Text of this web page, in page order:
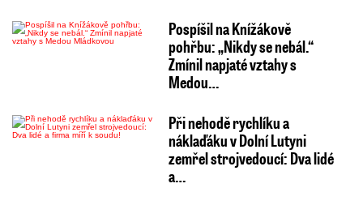
Pospíšil na Knížákově
pohřbu: „Nikdy se nebál.“
Zmínil napjaté vztahy s
Medou…
Při nehodě rychlíku a
náklaďáku v Dolní Lutyni
zemřel strojvedoucí: Dva lidé
a…